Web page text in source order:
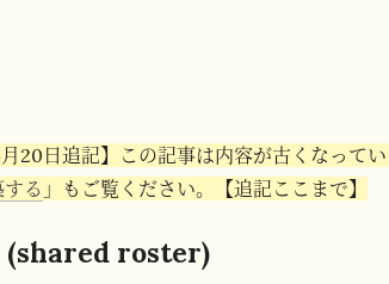
月20日追記】この記事は内容が古くなって
る 」もご覧ください。【追記ここまで】
(shared roster)